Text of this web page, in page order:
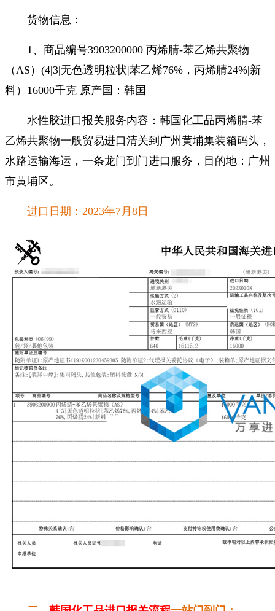
货物信息：
1、商品编号3903200000 丙烯腈-苯乙烯共聚物
（AS）(4|3|无色透明粒状|苯乙烯76%，丙烯腈24%|新
料）16000千克 原产国：韩国
水性胶进口报关服务内容：韩国化工品丙烯腈-苯
乙烯共聚物一般贸易进口清关到广州黄埔集装箱码头，
水路运输海运，一条龙门到门进口服务，目的地：广州
市黄埔区。
进口日期：2023年7月8日